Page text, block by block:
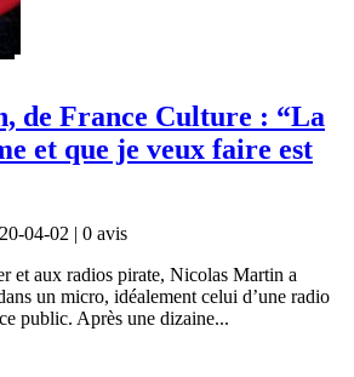
de France Culture : “La
et que je veux faire est
04-02 | 0 avis
et aux radios pirate, Nicolas Martin a
un micro, idéalement celui d’une radio
public. Après une dizaine...